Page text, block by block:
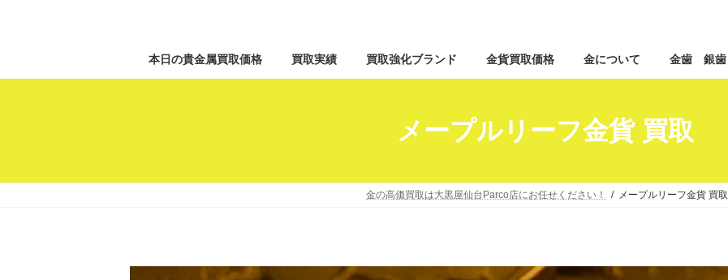
ン
テ
へ
ッ
プ
ビ
ゲ
ョ
移
動
本日の貴金属買取価格 買取実績 買取強化ブランド 金貨買取価格 金について 金歯 銀歯
メープルリーフ金貨 買取
金の高価買取は大黒屋仙台Parco店にお任せください！ メープルリーフ金貨 買取